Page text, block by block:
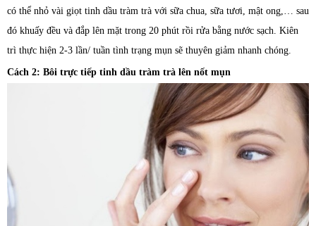
có thể nhỏ vài giọt tinh dầu tràm trà với sữa chua, sữa tươi, mật ong,… sau
đó khuấy đều và đắp lên mặt trong 20 phút rồi rửa bằng nước sạch. Kiên
trì thực hiện 2-3 lần/ tuần tình trạng mụn sẽ thuyên giảm nhanh chóng.
Cách 2: Bôi trực tiếp tinh dầu tràm trà lên nốt mụn